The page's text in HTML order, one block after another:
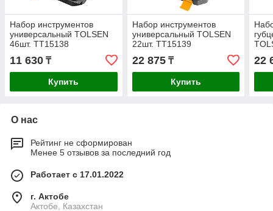
Набор инструментов
универсальный TOLSEN
46шт. TT15138
11 630 ₸
Купить
Набор инструментов
универсальный TOLSEN
22шт. TT15139
22 875₸
Купить
22
О нас
Рейтинг не сформирован
Менее 5 отзывов за последний год
Работает с 17.01.2022
г. Актобе
Актобе, Казахстан